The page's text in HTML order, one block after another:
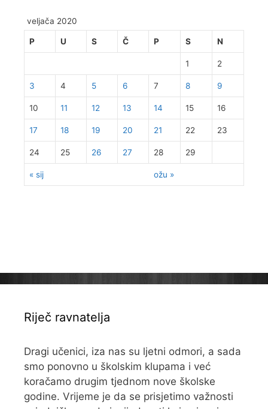
veljača 2020
P U S Č P S N
« sij ožu »
1 2
3 4 5 6 7 8 9
10 11 12 13 14 15 16
17 18 19 20 21 22 23
24 25 26 27 28 29
Riječ ravnatelja
Dragi učenici, iza nas su ljetni odmori, a sada
smo ponovno u školskim klupama i već
koračamo drugim tjednom nove školske
godine. Vrijeme je da se prisjetimo važnosti